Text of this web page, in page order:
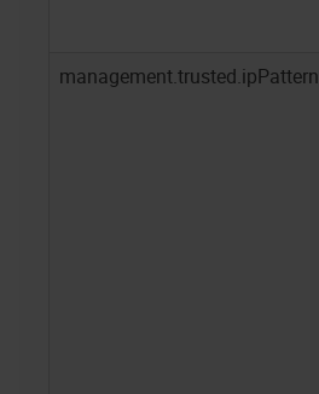
management.trusted.ipPattern